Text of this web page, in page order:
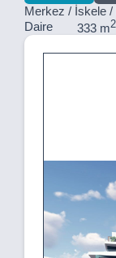
Merkez / İskele /
Daire 333 m2